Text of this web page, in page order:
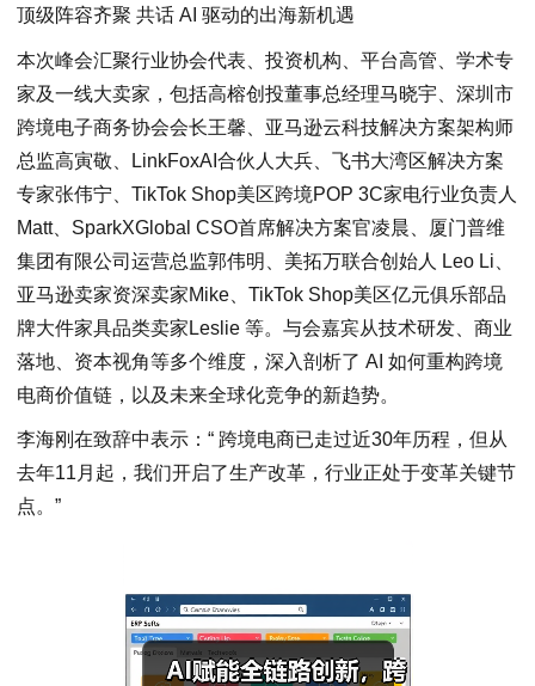
顶级阵容齐聚 共话 AI 驱动的出海新机遇
本次峰会汇聚行业协会代表、投资机构、平台高管、学术专
家及一线大卖家，包括高榕创投董事总经理马晓宇、深圳市
跨境电子商务协会会长王馨、亚马逊云科技解决方案架构师
总监高寅敬、LinkFoxAI合伙人大兵、飞书大湾区解决方案
专家张伟宁、TikTok Shop美区跨境POP 3C家电行业负责人
Matt、SparkXGlobal CSO首席解决方案官凌晨、厦门普维
集团有限公司运营总监郭伟明、美拓万联合创始人 Leo Li、
亚马逊卖家资深卖家Mike、TikTok Shop美区亿元俱乐部品
牌大件家具品类卖家Leslie 等。与会嘉宾从技术研发、商业
落地、资本视角等多个维度，深入剖析了 AI 如何重构跨境
电商价值链，以及未来全球化竞争的新趋势。
李海刚在致辞中表示：“ 跨境电商已走过近30年历程，但从
去年11月起，我们开启了生产改革，行业正处于变革关键节
点。”